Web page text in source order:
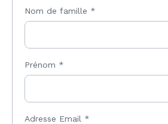
Nom de famille *
Prénom *
Adresse Email *